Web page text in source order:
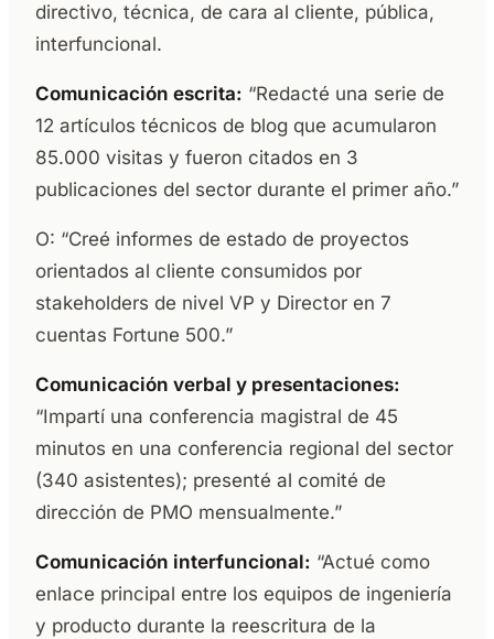
directivo, técnica, de cara al cliente, pública,
interfuncional.
Comunicación escrita: “Redacté una serie de
12 artículos técnicos de blog que acumularon
85.000 visitas y fueron citados en 3
publicaciones del sector durante el primer año.”
O: “Creé informes de estado de proyectos
orientados al cliente consumidos por
stakeholders de nivel VP y Director en 7
cuentas Fortune 500.”
Comunicación verbal y presentaciones:
“Impartí una conferencia magistral de 45
minutos en una conferencia regional del sector
(340 asistentes); presenté al comité de
dirección de PMO mensualmente.”
Comunicación interfuncional: “Actué como
enlace principal entre los equipos de ingeniería
y producto durante la reescritura de la